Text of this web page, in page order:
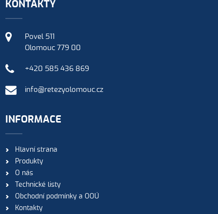
KONTAKTY
Povel 511
Olomouc 779 00
+420 585 436 869
info@retezyolomouc.cz
INFORMACE
Hlavní strana
Produkty
O nás
Technické listy
Obchodní podmínky a OOÚ
Kontakty